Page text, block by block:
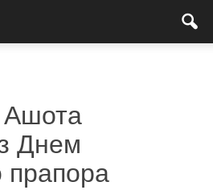
Ашота
Днем
прапора